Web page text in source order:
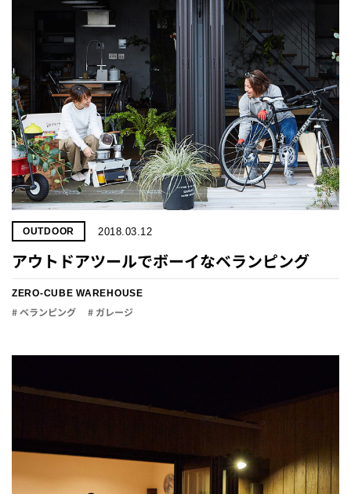
OUTDOOR 2018.03.12
アウトドアツールでボーイなベランピング
ZERO-CUBE WAREHOUSE
# ベランピング # ガレージ